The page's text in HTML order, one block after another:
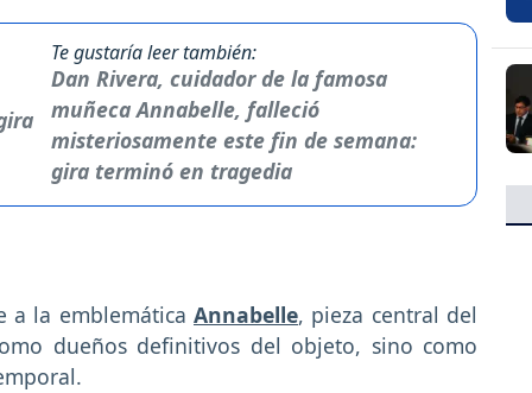
Te gustaría leer también:
Dan Rivera, cuidador de la famosa
muñeca Annabelle, falleció
misteriosamente este fin de semana:
gira terminó en tragedia
a la emblemática Annabelle, pieza central del
dueños definitivos del objeto, sino como